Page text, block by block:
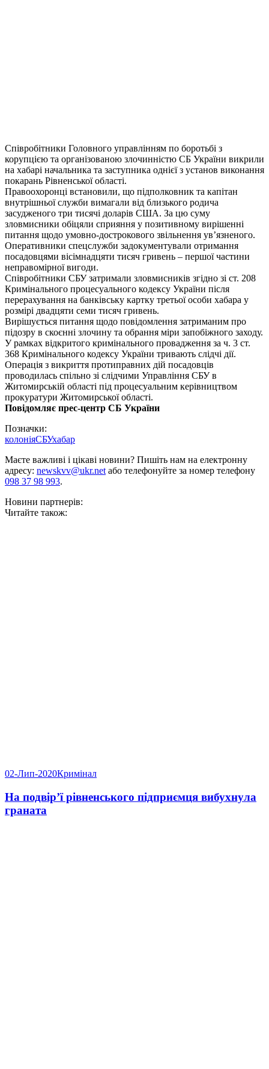
Співробітники Головного управлінням по боротьбі з
корупцією та організованою злочинністю СБ України викрили
на хабарі начальника та заступника однієї з установ виконання
покарань Рівненської області.
Правоохоронці встановили, що підполковник та капітан
внутрішньої служби вимагали від близького родича
засудженого три тисячі доларів США. За цю суму
зловмисники обіцяли сприяння у позитивному вирішенні
питання щодо умовно-дострокового звільнення ув’язненого.
Оперативники спецслужби задокументували отримання
посадовцями вісімнадцяти тисяч гривень – першої частини
неправомірної вигоди.
Співробітники СБУ затримали зловмисників згідно зі ст. 208
Кримінального процесуального кодексу України після
перерахування на банківську картку третьої особи хабара у
розмірі двадцяти семи тисяч гривень.
Вирішується питання щодо повідомлення затриманим про
підозру в скоєнні злочину та обрання міри запобіжного заходу.
У рамках відкритого кримінального провадження за ч. 3 ст.
368 Кримінального кодексу України тривають слідчі дії.
Операція з викриття протиправних дій посадовців
проводилась спільно зі слідчими Управління СБУ в
Житомирській області під процесуальним керівництвом
прокуратури Житомирської області.
Повідомляє прес-центр СБ України
Позначки:
колоніяСБУхабар
Маєте важливі і цікаві новини? Пишіть нам на електронну
адресу: newskvv@ukr.netабо телефонуйте за номер телефону
098 37 98 993.
Новини партнерів:
Читайте також:
02-Лип-2020Кримінал
На подвір’ї рівненського підприємця вибухнула
граната